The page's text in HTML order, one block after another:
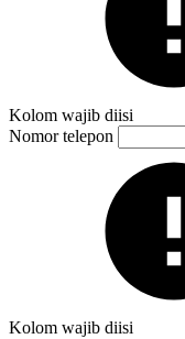
Kolom wajib diisi
Nomor telepon
Kolom wajib diisi